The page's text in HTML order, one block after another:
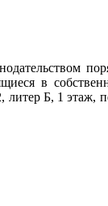
в
литер Б, 1